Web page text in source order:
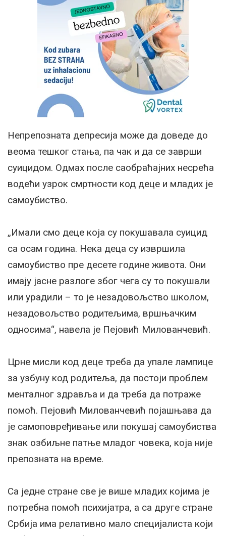
Непрепозната депресија може да доведе до
веома тешког стања, па чак и да се заврши
суицидом. Одмах после саобраћајних несрећа
водећи узрок смртности код деце и младих је
самоубиство.
„Имали смо деце која су покушавала суицид
са осам година. Нека деца су извршила
самоубиство пре десете године живота. Они
имају јасне разлоге због чега су то покушали
или урадили – то је незадовољство школом,
незадовољство родитељима, вршњачким
односима“, навела је Пејовић Милованчевић.
Црне мисли код деце треба да упале лампице
за узбуну код родитеља, да постоји проблем
менталног здравља и да треба да потраже
помоћ. Пејовић Милованчевић појашњава да
је самоповређивање или покушај самоубиства
знак озбиљне патње младог човека, која није
препозната на време.
Са једне стране све је више младих којима је
потребна помоћ психијатра, а са друге стране
Србија има релативно мало специјалиста који